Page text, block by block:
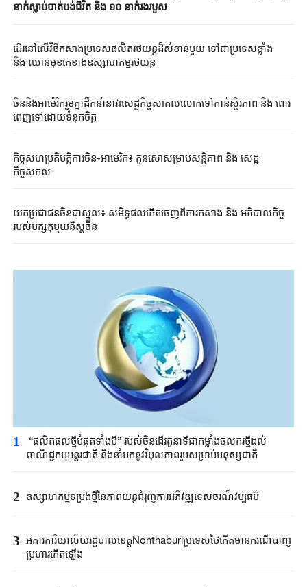
នាក់ស្លាប់បាត់បង់ជីវិត​ និង ១០ នាក់រងរបួស
ដើរនៅលើវិថីកសាងប្រទេសផលិតរថយន្តដ៏សំខាន់មួយ ទៅជាប្រទេសខ្លាំង
និង ឈានមុខគេខាងឧស្សាហកម្មរថយន្ត
ចិននិងអាម៉េរិករួមគ្នា​ដឹកនាំនាវាសេដ្ឋកិច្ចសាកលលោកទៅកាន់ស្ថិរភាព និង ពោរ
ពេញទៅដោយទំនុកចិត្ត
កិច្ច​សហប្រតិបត្តិការ​ចិន-អាមេរិក៖ កូនសោសម្រាប់សន្តិភាព និង សេដ្ឋ
កិច្ចសកល
យកប្រជាជនចិនជាស្នូល៖ សមិទ្ធផលកើតចេញពីការកសាង និង អភិបាលកិច្ច
របស់បក្សកុម្មុយនិស្តចិន
1
“ផលិតផលថ្មីបំផុតទាំងបី” របស់ចិនដើរតួនាទីជាកម្លាំងចលករថ្មីដល់
ពាណិជ្ជកម្ម​អន្តរជាតិ​​ និងនាំមកនូវវិបុលភាពរួមសម្រាប់មនុស្សជាតិ
2 ឧស្សាហកម្មទម្រង់ថ្មីនៃភាពយន្តជំរុញការអភិវឌ្ឍទេសចរណ៍វប្បធម៌
3 អគារការិយាល័យរដ្ឋបាលខេត្តNonthaburiប្រទេសថៃកើតមានករណីបាញ់
ប្រហារកើតឡើង